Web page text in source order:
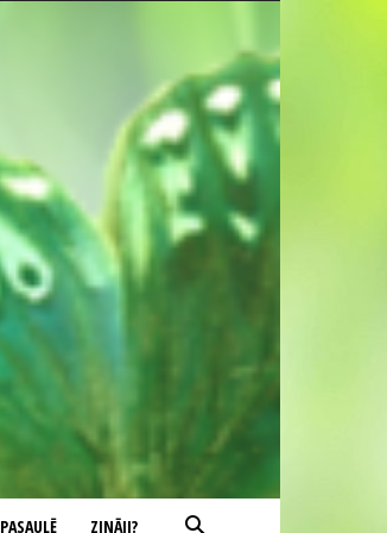
PASAULĒ ZINĀJI?